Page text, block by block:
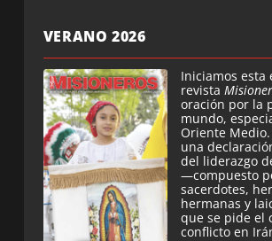
VERANO 2026
Iniciamos esta
revista
oración por la
mundo,
Oriente
una
del liderazgo
—compuesto
sacerdotes,
hermanas y
que se pide el
conflicto en